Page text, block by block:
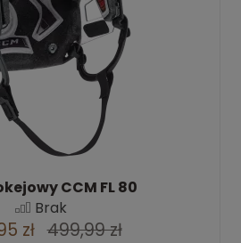
CCM FL 80
Brak
zł 499,99 zł